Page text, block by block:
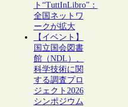
ト“TuttInLibro”：
全国ネットワ
ークが拡大
【イベント】
国立国会図書
館（NDL）、
科学技術に関
する調査プロ
ジェクト2026
シンポジウム